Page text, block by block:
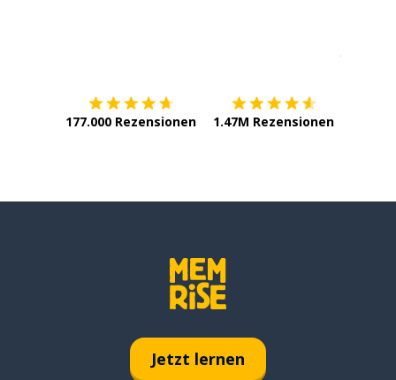
177.000 Rezensionen 1.47M Rezensionen
Jetzt lernen